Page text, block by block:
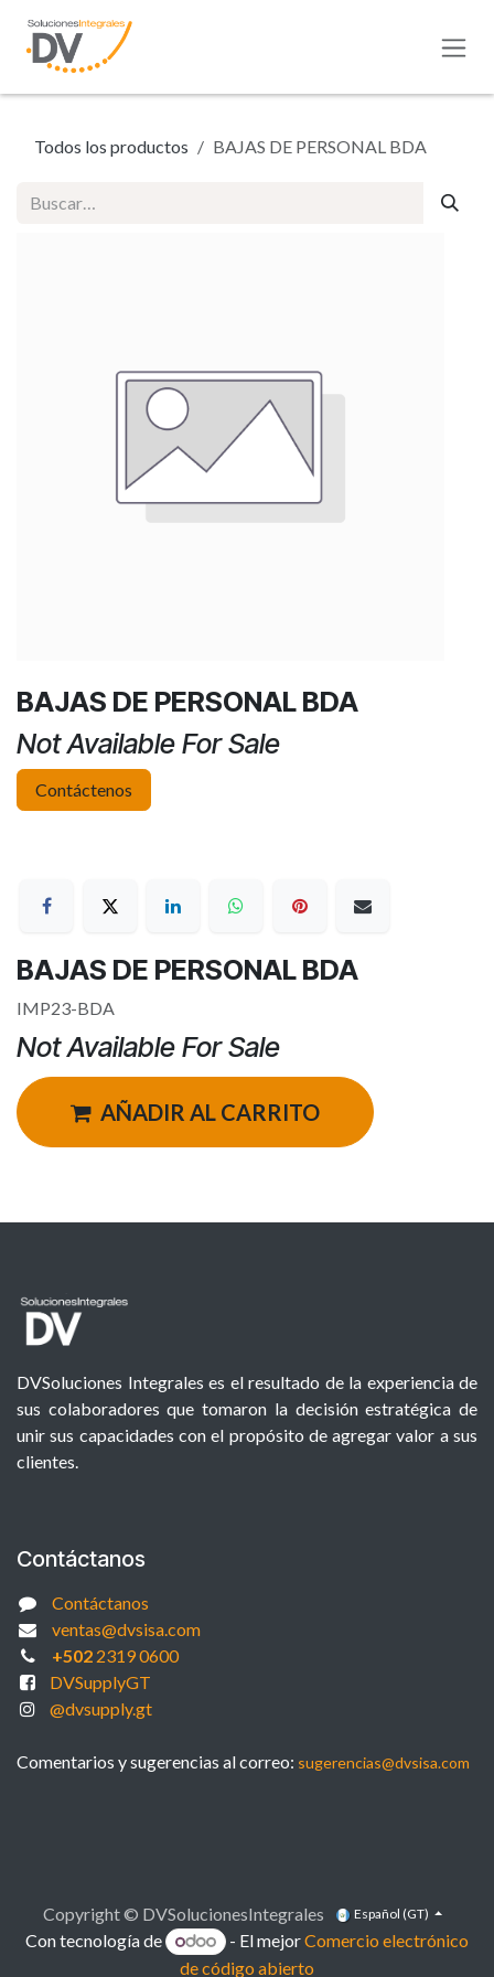
Todos los productos BAJAS DE PERSONAL BDA
BAJAS DE PERSONAL BDA
Not Available For Sale
Contáctenos
BAJAS DE PERSONAL BDA
IMP23-BDA
Not Available For Sale
AÑADIR AL CARRITO
DVSoluciones Integrales es el resultado de la experiencia de
sus colaboradores que tomaron la decisión estratégica de
unir sus capacidades con el propósito de agregar valor a sus
clientes.
Contáctanos
Contáctanos
ventas@dvsisa.com
+5022319 0600
DVSupplyGT
@dvsupply.gt
Comentarios y sugerencias al correo: sugerencias@dvsisa.com
Copyright © DVSolucionesIntegrales Español (GT)
Con tecnología de - El mejorComercio electrónico
de código abierto